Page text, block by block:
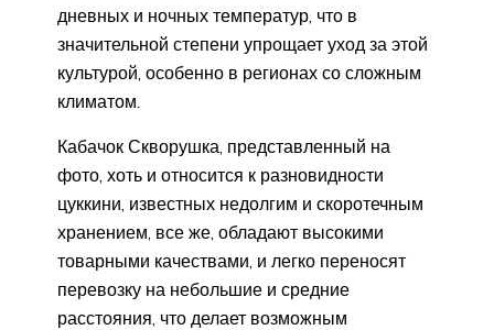
дневных и ночных температур, что в
значительной степени упрощает уход за этой
культурой, особенно в регионах со сложным
климатом.
Кабачок Скворушка, представленный на
фото, хоть и относится к разновидности
цуккини, известных недолгим и скоротечным
хранением, все же, обладают высокими
товарными качествами, и легко переносят
перевозку на небольшие и средние
расстояния, что делает возможным